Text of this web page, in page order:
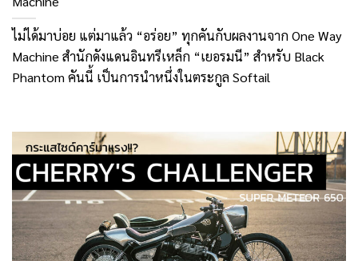
ไม่ได้มาบ่อย แต่มาแล้ว “อร่อย” ทุกคันกับผลงานจาก One Way
Machine สำนักดังแดนอินทรีเหล็ก “เยอรมนี” สำหรับ Black
Phantom คันนี้ เป็นการนำหนึ่งในตระกูล Softail